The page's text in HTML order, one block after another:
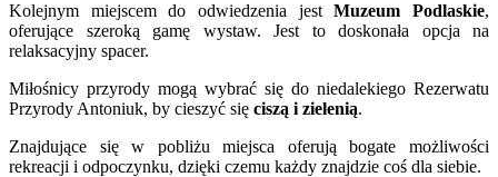
Kolejnym miejscem do odwiedzenia jestMuzeum Podlaskie,
oferujące szeroką gamę wystaw. Jest to doskonała opcja na
relaksacyjny spacer.
Miłośnicy przyrody mogą wybrać się do niedalekiego Rezerwatu
Przyrody Antoniuk, by cieszyć się ciszą i zielenią.
Znajdujące się w pobliżu miejsca oferują bogate możliwości
rekreacji i odpoczynku, dzięki czemu każdy znajdzie coś dla siebie.